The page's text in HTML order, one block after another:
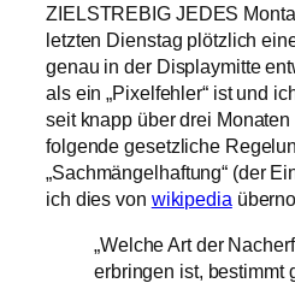
ZIELSTREBIG JEDES
letzten Dienstag plötzlich
genau in der Displaymitte
als ein „Pixelfehler“ ist und
seit knapp über drei
folgende gesetzliche
„Sachmängelhaftung“ (der
ich dies von wikipedia
„Welche Art der
erbringen ist, bestimmt